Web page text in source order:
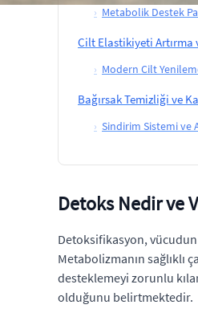
› Metabolik Destek
Cilt Elastikiyeti Artırma
› Modern Cilt
Bağırsak Temizliği ve
› Sindirim Sistemi ve
Detoks Nedir ve
Detoksifikasyon,
Metabolizmanın sağlıklı
desteklemeyi zorunlu
olduğunu belirtmektedir.